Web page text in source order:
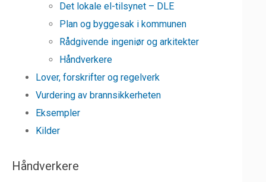
Det lokale el-tilsynet – DLE
Plan og byggesak i kommunen
Rådgivende ingeniør og arkitekter
Håndverkere
Lover, forskrifter og regelverk
Vurdering av brannsikkerheten
Eksempler
Kilder
Håndverkere